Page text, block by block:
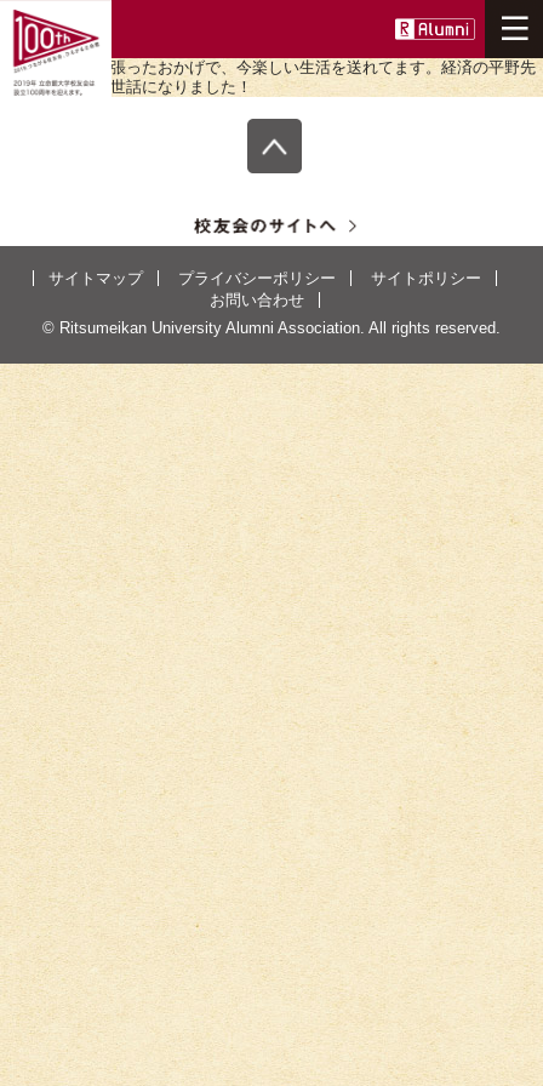
ここで１年間頑張ったおかげで、今楽しい生活を送れてます。経済の平野先
生には本当にお世話になりました！
サイトマップ プライバシーポリシー
サイトポリシー
お問い合わせ
© Ritsumeikan University Alumni Association. All rights reserved.
ニュース
100周年事業について
つながる
ひろがる